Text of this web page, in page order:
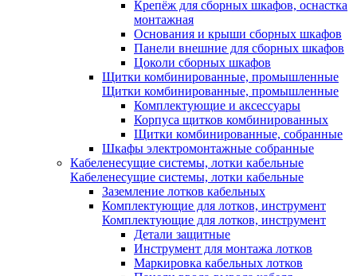
Крепёж для сборных шкафов, оснастка
монтажная
Основания и крыши сборных шкафов
Панели внешние для сборных шкафов
Цоколи сборных шкафов
Щитки комбинированные, промышленные
Щитки комбинированные, промышленные
Комплектующие и аксессуары
Корпуса щитков комбинированных
Щитки комбинированные, собранные
Шкафы электромонтажные собранные
Кабеленесущие системы, лотки кабельные
Кабеленесущие системы, лотки кабельные
Заземление лотков кабельных
Комплектующие для лотков, инструмент
Комплектующие для лотков, инструмент
Детали защитные
Инструмент для монтажа лотков
Маркировка кабельных лотков